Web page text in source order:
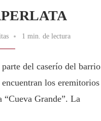
1 min. de lectura
del caserío del barrio
los eremitorios
“Cueva Grande”. La